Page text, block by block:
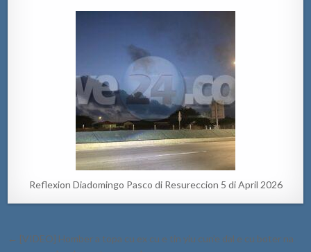
Reflexion Diadomingo Pasco di Resureccion 5 di April 2026
Post
← [VIDEO] Homber a topa cu ex cu e tin yiu cun’e dal e cu boter na